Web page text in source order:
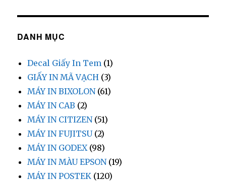
DANH MỤC
Decal Giấy In Tem (1)
GIẤY IN MÃ VẠCH (3)
MÁY IN BIXOLON(61)
MÁY IN CAB (2)
MÁY IN CITIZEN(51)
MÁY IN FUJITSU(2)
MÁY IN GODEX(98)
MÁY IN MÀU EPSON(19)
MÁY IN POSTEK (120)